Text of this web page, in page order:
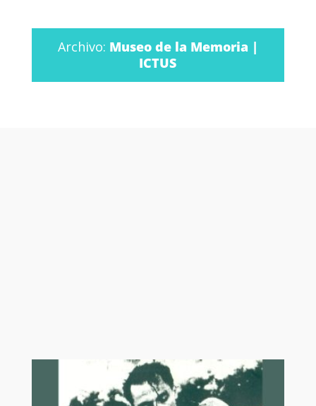
Archivo: Museo de la Memoria |
ICTUS